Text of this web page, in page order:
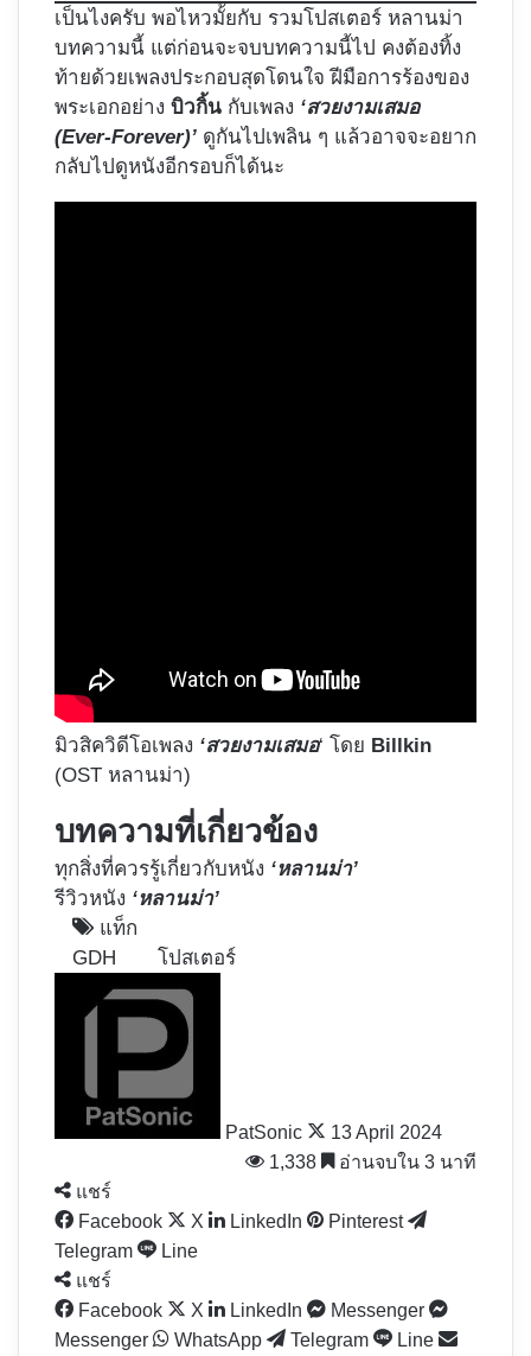
เป็นไงครับ พอไหวมั้ยกับ รวมโปสเตอร์ หลานม่า
บทความนี้ แต่ก่อนจะจบบทความนี้ไป คงต้องทิ้ง
ท้ายด้วยเพลงประกอบสุดโดนใจ ฝีมือการร้องของ
พระเอกอย่าง บิวกิ้น กับเพลง ‘สวยงามเสมอ
(Ever-Forever)’ ดูกันไปเพลิน ๆ แล้วอาจจะอยาก
กลับไปดูหนังอีกรอบก็ได้นะ
มิวสิควิดีโอเพลง ‘สวยงามเสมอ‘ โดย Billkin
(OST หลานม่า)
บทความที่เกี่ยวข้อง
ทุกสิ่งที่ควรรู้เกี่ยวกับหนัง ‘หลานม่า’
รีวิวหนัง ‘หลานม่า’
แท็ก
GDH
โปสเตอร์
PatSonic
13 April 2024
1,338
อ่านจบใน 3 นาที
แชร์
Facebook
X LinkedIn
Pinterest
Telegram
Line
แชร์
Facebook
X LinkedIn
Messenger
Messenger
WhatsApp Telegram
Line